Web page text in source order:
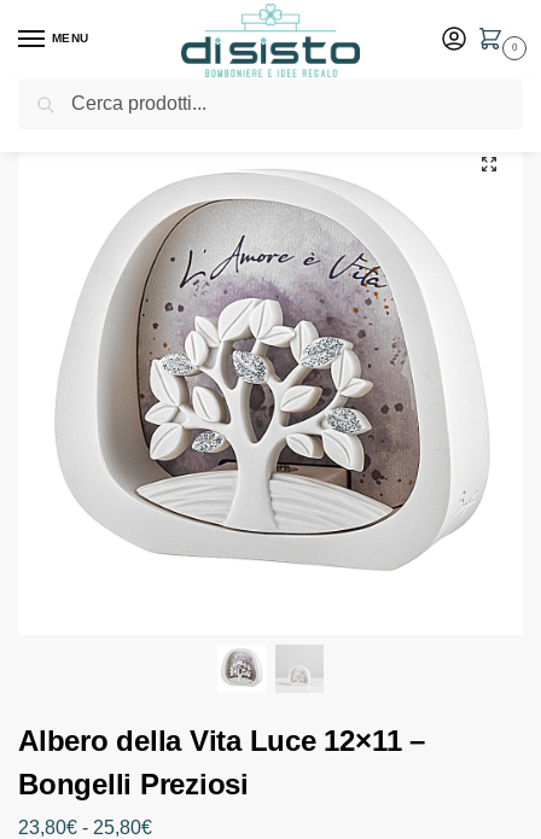
MENU
0
Home Shop Bomboniere
Albero della Vita Luce 12×11 –
Bongelli Preziosi
23,80€ - 25,80€